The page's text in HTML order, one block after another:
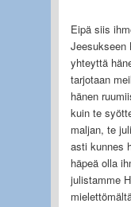
Eipä siis
Jeesukseen
yhteyttä
tarjotaan
hänen
kuin te
maljan, te
asti kunnes
häpeä olla
julistamme